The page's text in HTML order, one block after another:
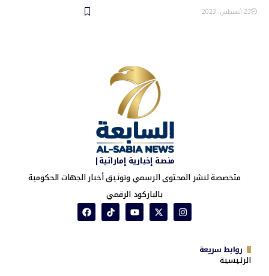
23 أغسطس، 2023
منصة إخبارية إماراتية|
متخصصة لنشر المحتوى الرسمي وتوثيق أخبار الجهات الحكومية
بالباركود الرقمي
روابط سريعة
الرئيسية